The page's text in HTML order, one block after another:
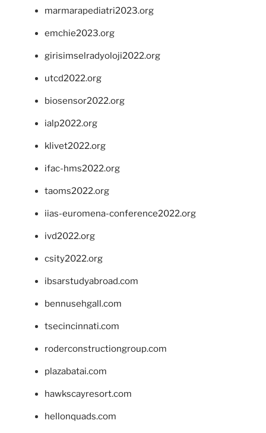
marmarapediatri2023.org
emchie2023.org
girisimselradyoloji2022.org
utcd2022.org
biosensor2022.org
ialp2022.org
klivet2022.org
ifac-hms2022.org
taoms2022.org
iias-euromena-conference2022.org
ivd2022.org
csity2022.org
ibsarstudyabroad.com
bennusehgall.com
tsecincinnati.com
roderconstructiongroup.com
plazabatai.com
hawkscayresort.com
hellonquads.com